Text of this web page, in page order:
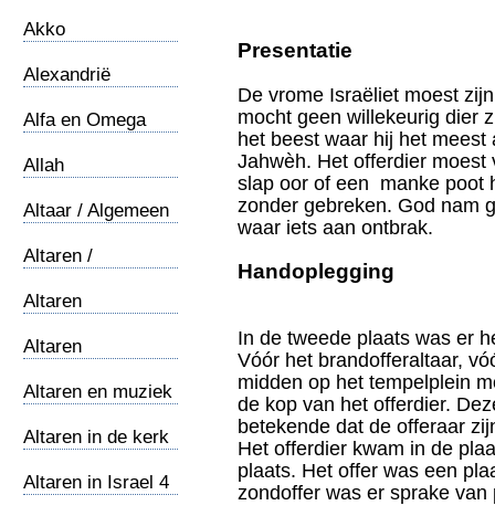
Akko
Alexandrië
Alfa en Omega
Allah
Altaar / Algemeen
Altaren /
Altaren
Altaren
Altaren en muziek
Altaren in de kerk
Altaren in Israel 4
Presentatie
De vrome Israëliet moest
mocht geen willekeurig dier
het beest waar hij het
Jahwèh. Het offerdier
slap oor of een manke poot
zonder gebreken. God nam
waar iets aan ontbrak.
Handoplegging
In de tweede plaats was er
Vóór het brandofferaltaar,
midden op het tempelplein
de kop van het offerdier.
betekende dat de offeraar
Het offerdier kwam in de
plaats. Het offer was een
zondoffer was er sprake